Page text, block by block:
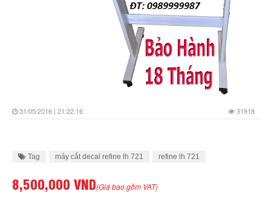
31/05/2016 | 21:22:16 31918
Tag máy cắt decal refine lh 721 refine lh 721
8,500,000 VND(Giá bao gồm VAT)